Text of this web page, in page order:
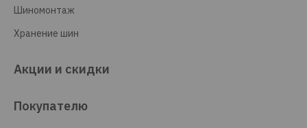
Шиномонтаж
Хранение шин
Акции и скидки
Покупателю